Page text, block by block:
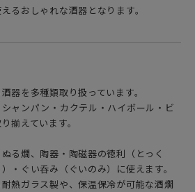
るおしゃれな酒器となります。
器を多種類取り扱っています。
ャンパン・カクテル・ハイボール・ビ
揃えています。
る燗、陶器・陶磁器の徳利（とっく
・ぐい呑み（ぐいのみ）に使えます。
熱ガラス製や、保温保冷が可能な酒燗